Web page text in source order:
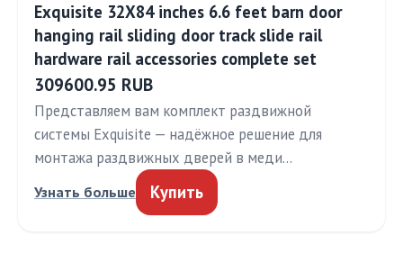
Exquisite 32X84 inches 6.6 feet barn door
hanging rail sliding door track slide rail
hardware rail accessories complete set
309600.95 RUB
Представляем вам комплект раздвижной
системы Exquisite — надёжное решение для
монтажа раздвижных дверей в меди…
Узнать больше Купить